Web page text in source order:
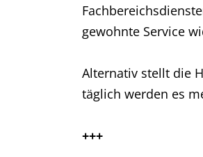
gewohnte Service
Alternativ stellt die
täglich werden es
+++